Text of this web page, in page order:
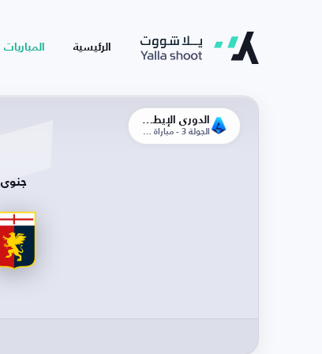
الرئيسية المباريات
الجولة 3 - مباراة الذهاب
جنوى